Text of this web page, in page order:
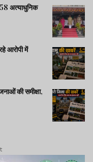
अत्याधुनिक
की समीक्षा,